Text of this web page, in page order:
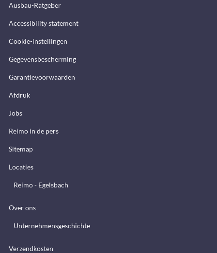
Ausbau-Ratgeber
Accessibility statement
Cookie-instellingen
Gegevensbescherming
Garantievoorwaarden
Afdruk
Jobs
Reimo in de pers
Sitemap
Locaties
Reimo - Egelsbach
Over ons
Unternehmensgeschichte
Verzendkosten